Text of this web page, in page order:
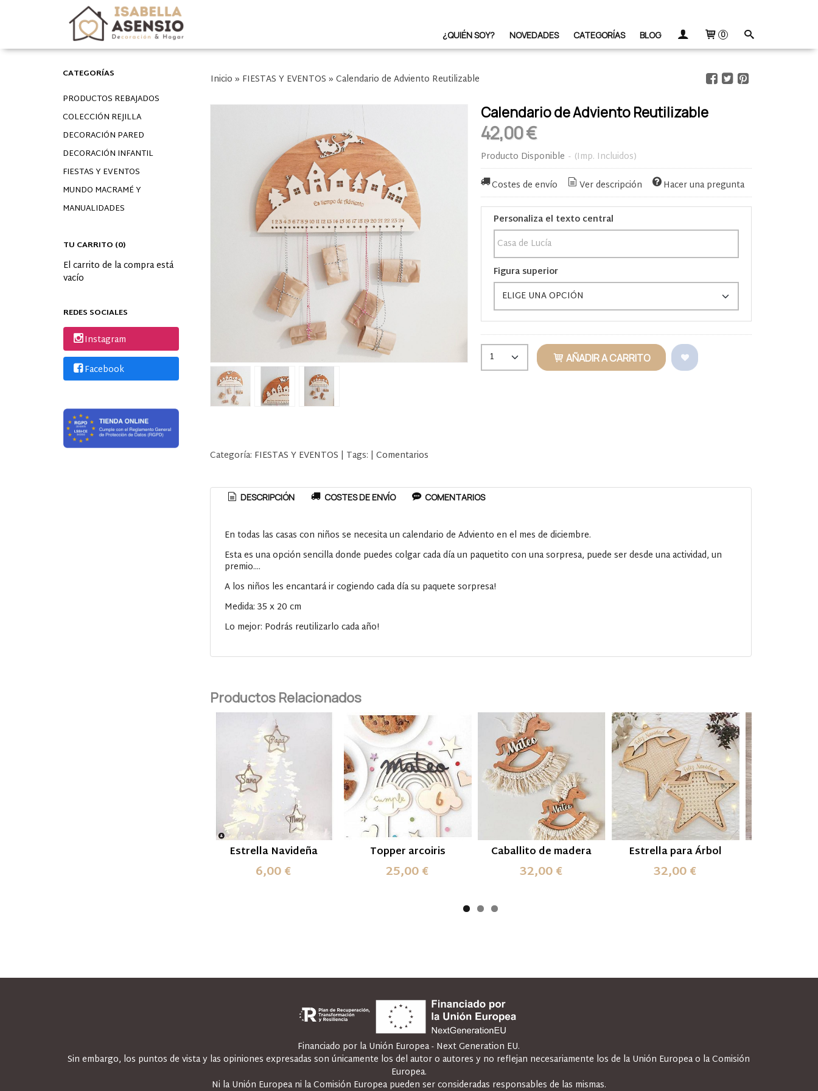
¿QUIÉN SOY? NOVEDADES CATEGORÍAS BLOG 0
CATEGORÍAS
PRODUCTOS REBAJADOS
COLECCIÓN REJILLA
DECORACIÓN PARED
DECORACIÓN INFANTIL
FIESTAS Y EVENTOS
MUNDO MACRAMÉ Y
MANUALIDADES
TU CARRITO (0)
El carrito de la compra está
vacío
REDES SOCIALES
Instagram
Facebook
Inicio » FIESTAS Y EVENTOS » Calendario de Adviento Reutilizable
Calendario de Adviento Reutilizable
42,00 €
Producto Disponible - (Imp. Incluidos)
Costes de envío
Ver descripción Hacer una pregunta
Personaliza el texto central
Figura superior
AÑADIR A CARRITO
Categoría: FIESTAS Y EVENTOS | Tags: | Comentarios
DESCRIPCIÓN COSTES DE ENVÍO COMENTARIOS
En todas las casas con niños se necesita un calendario de Adviento en el mes de diciembre.
Esta es una opción sencilla donde puedes colgar cada día un paquetito con una sorpresa, puede ser desde una actividad, un
premio....
A los niños les encantará ir cogiendo cada día su paquete sorpresa!
Medida: 35 x 20 cm
Lo mejor: Podrás reutilizarlo cada año!
Productos Relacionados
Estrella Navideña
6,00 €
Topper arcoiris
25,00 €
Caballito de madera
32,00 €
Estrella para Árbol
32,00 €
Financiado por la Unión Europea - Next Generation EU.
Sin embargo, los puntos de vista y las opiniones expresadas son únicamente los del autor o autores y no reflejan necesariamente los de la Unión Europea o la Comisión
Europea.
Ni la Unión Europea ni la Comisión Europea pueden ser consideradas responsables de las mismas.